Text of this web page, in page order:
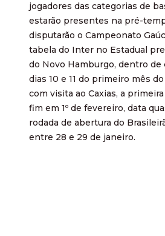
jogadores das categorias de
estarão presentes na pré-
disputarão o Campeonato
tabela do Inter no Estadual
do Novo Hamburgo, dentro de
dias 10 e 11 do primeiro mês
com visita ao Caxias, a
fim em 1º de fevereiro, data
rodada de abertura do
entre 28 e 29 de janeiro.